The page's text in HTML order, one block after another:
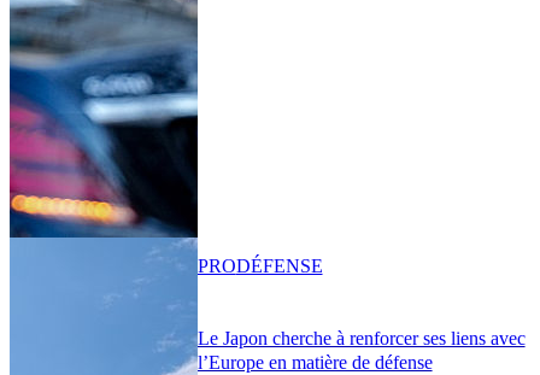
Le Japon cherche à renforcer ses liens avec
l’Europe en matière de défense
PRODÉFENSE